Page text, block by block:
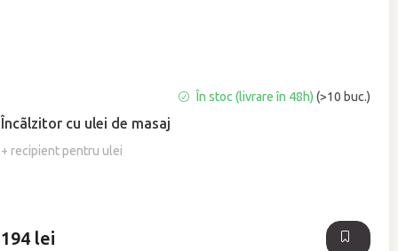
Încãlzitor cu ulei de masaj
+ recipient pentru ulei
medie
a
produsului
stele.
În stoc (livrare în 48h)(>10 buc.)
194 lei